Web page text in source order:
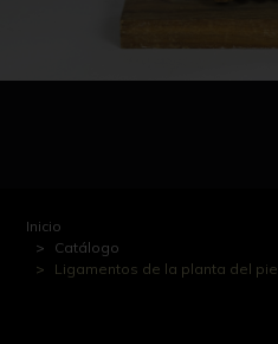
Inicio
Catálogo
Ligamentos de la planta del pie